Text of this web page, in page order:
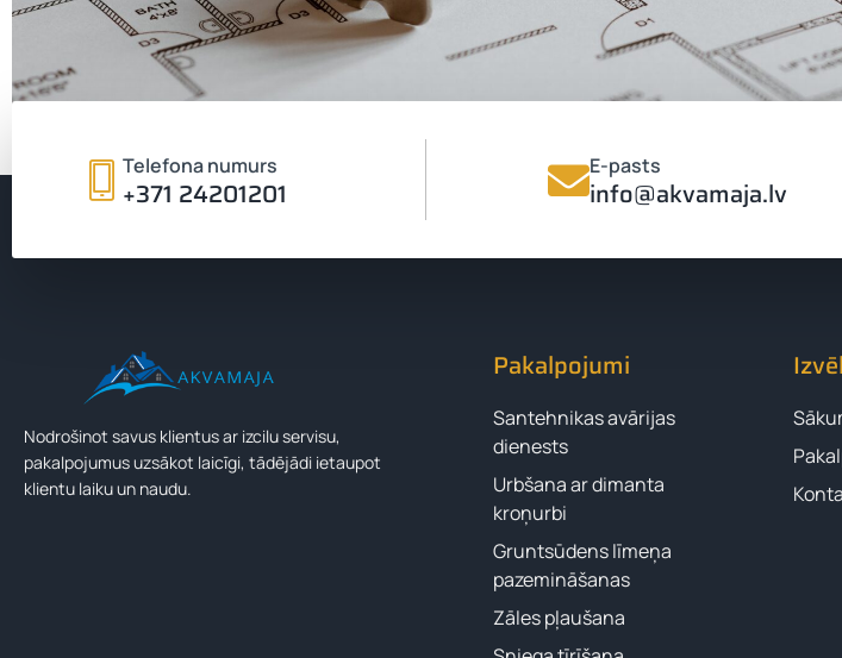
Nekavējies, zvani,
Telefona numurs
+371 24201201
E-pasts
info@akvamaja.lv
Nodrošinot savus klientus ar izcilu servisu,
pakalpojumus uzsākot laicīgi, tādējādi ietaupot
klientu laiku un naudu.
Pakalpojumi
Santehnikas avārijas
dienests
Urbšana ar dimanta
kroņurbi
Gruntsūdens līmeņa
pazemināšanas
Zāles pļaušana